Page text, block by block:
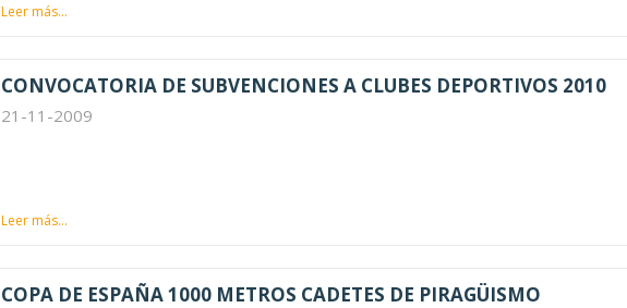
Leer más...
CONVOCATORIA DE SUBVENCIONES A CLUBES DEPORTIVOS 2010
21-11-2009
Leer más...
COPA DE ESPAÑA 1000 METROS CADETES DE PIRAGÜISMO